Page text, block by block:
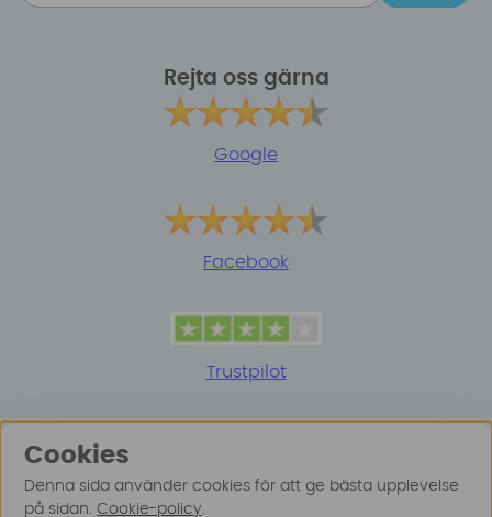
Rejta oss gärna
Google
Facebook
Trustpilot
Cookies
Denna sida använder cookies för att ge bästa upplevelse
på sidan. Cookie-policy.